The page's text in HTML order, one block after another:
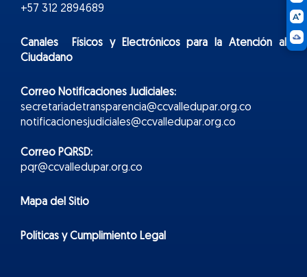
+57 312 2894689
Canales Físicos yElectrónicospara la Atención al
Ciudadano
Correo Notificaciones Judiciales:
secretariadetransparencia@ccvalledupar.org.co
notificacionesjudiciales@ccvalledupar.org.co
Correo PQRSD:
pqr@ccvalledupar.org.co
Mapa del Sitio
Políticas y Cumplimiento Legal